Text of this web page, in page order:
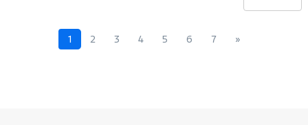
1 2 3 4 5 6 7 »